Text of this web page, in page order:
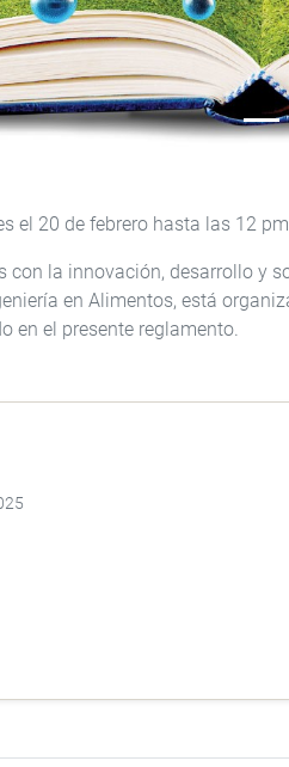
el 20 de febrero hasta las 12
con la innovación, desarrollo y
en Alimentos, está
en el presente reglamento.